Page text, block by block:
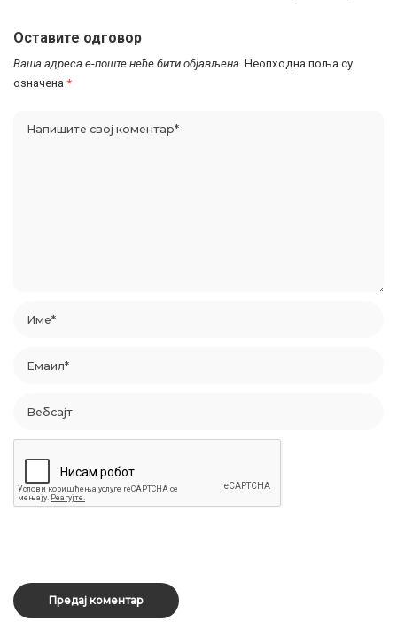
Оставите одговор
Ваша адреса е-поште неће бити објављена. Неопходна поља су
означена *